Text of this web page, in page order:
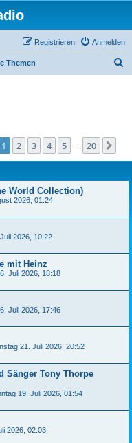
Anmelden
Registrieren
Themen
1von 20
1 2 3 4 5 20
World Collection)
2026, 01:24
2026, 10:22
mit Heinz
Juli 2026, 18:18
Juli 2026, 17:46
21. Juli 2026, 20:52
Sänger Tony Thorpe
19. Juli 2026, 01:54
2026, 02:03